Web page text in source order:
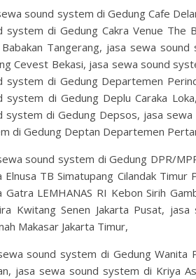
sound system di Gedung Cafe
system di Gedung Cakra Venue The
Babakan Tangerang, jasa sewa
Cevest Bekasi, jasa sewa sound
system di Gedung Departemen
system di Gedung Deplu Caraka
system di Gedung Depsos, jasa
di Gedung Deptan Departemen
sound system di Gedung DPR/
Elnusa TB Simatupang Cilandak
Gatra LEMHANAS RI Kebon Sirih
Kwitang Senen Jakarta Pusat,
Makasar Jakarta Timur,
sound system di Gedung Wanita
jasa sewa sound system di Kriya